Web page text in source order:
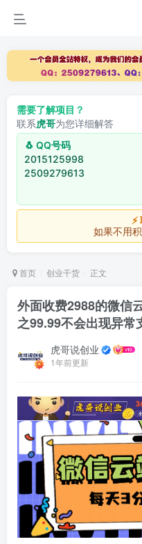
需要了解项目？
联系虎哥为您详细解答
🐧 QQ号码
2015125998
2509279613
如果不用积言
首页 创业干货 正文
外面收费2988的微信
之99.99不会出现异常
虎哥说创业
1年前更新